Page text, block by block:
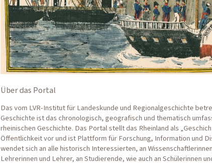
Über das Portal
Das vom LVR-Institut für Landeskunde und Regionalgeschichte
Geschichte ist das chronologisch, geografisch und thematisch
rheinischen Geschichte. Das Portal stellt das Rheinland als
Öffentlichkeit vor und ist Plattform für Forschung, Information und
wendet sich an alle historisch Interessierten, an
Lehrerinnen und Lehrer, an Studierende, wie auch an Schülerinnen